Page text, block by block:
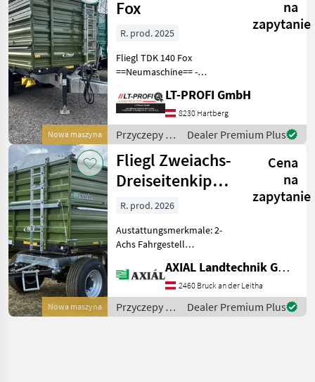
Nowa maszyna
Fox
na
zapytanie
R. prod. 2025
Fliegl TDK 140 Fox
==Neumaschine== -
Absperrhahn - Tandem
Fahrgestell - 2
Fünfkammerleuchten 12V
mit 7-poligem Stecker - 40
km/h
LT-PROFI GmbH
8230 Hartberg
Przyczepy /
Fliegl
Dealer Premium Plus
Nowa maszyna
Fliegl Zweiachs-
Dreiseitenkipper
DK 180 MAXUM
Cena
na
zapytanie
R. prod. 2026
Austattungsmerkmale: 2-
Achs Fahrgestell
Schweißkonstruktion zul.
Gesamtgewicht 18000 kg Y-
Zugdeichsel mit DIN
Zugöse 40mm 2-Kreis
AXIAL Landtechnik GmbH
2460 Bruck an der Leitha
Przyczepy /
Fliegl
Dealer Premium Plus